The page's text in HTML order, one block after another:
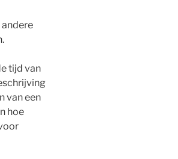
tijd van
van een
hoe